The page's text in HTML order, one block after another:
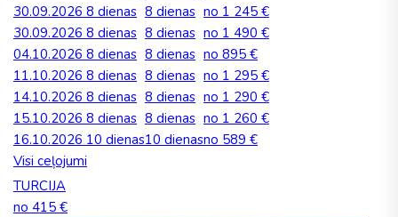
30.09.2026 8 dienas 8 dienas no 1 245 €
30.09.2026 8 dienas 8 dienas no 1 490 €
04.10.2026 8 dienas 8 dienas no 895 €
11.10.2026 8 dienas 8 dienas no 1 295 €
14.10.2026 8 dienas 8 dienas no 1 290 €
15.10.2026 8 dienas 8 dienas no 1 260 €
16.10.2026 10 dienas10 dienasno 589 €
Visi ceļojumi
TURCIJA
no 415 €